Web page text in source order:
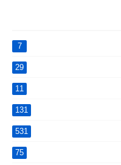
7
29
11
131
531
75